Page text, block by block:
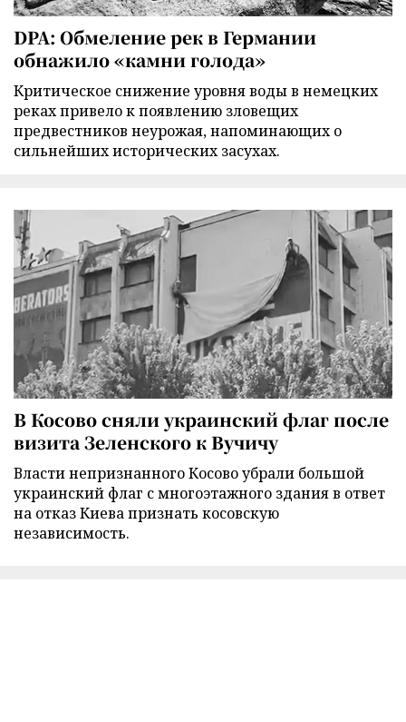
DPA: Обмеление рек в Германии
обнажило «камни голода»
Критическое снижение уровня воды в немецких
реках привело к появлению зловещих
предвестников неурожая, напоминающих о
сильнейших исторических засухах.
В Косово сняли украинский флаг после
визита Зеленского к Вучичу
Власти непризнанного Косово убрали большой
украинский флаг с многоэтажного здания в ответ
на отказ Киева признать косовскую
независимость.